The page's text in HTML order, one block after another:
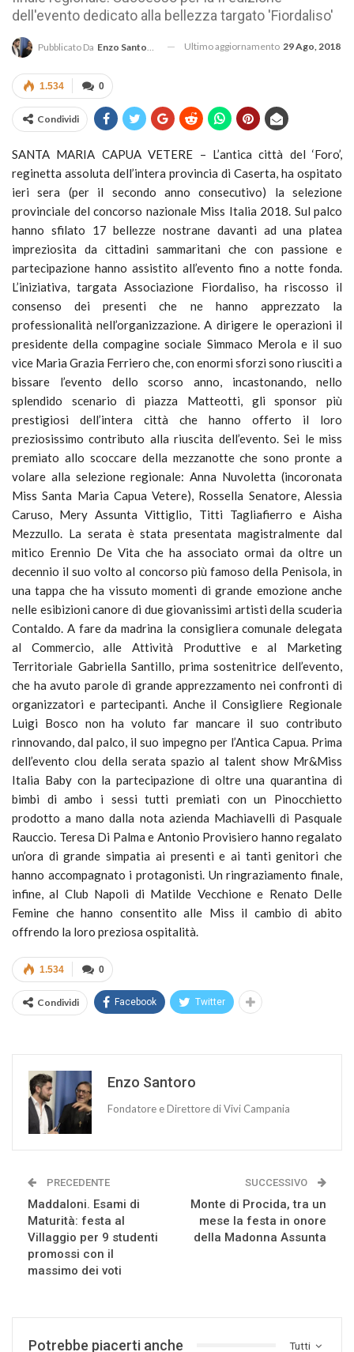
dell'evento dedicato alla bellezza targato 'Fiordaliso'
Pubblicato Da Enzo Santoro Ultimo aggiornamento 29 Ago, 2018
0
1.534
Condividi
SANTA MARIA CAPUA VETERE – L’antica città del ‘Foro’,
reginetta assoluta dell’intera provincia di Caserta, ha ospitato
ieri sera (per il secondo anno consecutivo) la selezione
provinciale del concorso nazionale Miss Italia 2018. Sul palco
hanno sfilato 17 bellezze nostrane davanti ad una platea
impreziosita da cittadini sammaritani che con passione e
partecipazione hanno assistito all’evento fino a notte fonda.
L’iniziativa, targata Associazione Fiordaliso, ha riscosso il
consenso dei presenti che ne hanno apprezzato la
professionalità nell’organizzazione. A dirigere le operazioni il
presidente della compagine sociale Simmaco Merola e il suo
vice Maria Grazia Ferriero che, con enormi sforzi sono riusciti a
bissare l’evento dello scorso anno, incastonando, nello
splendido scenario di piazza Matteotti, gli sponsor più
prestigiosi dell’intera città che hanno offerto il loro
preziosissimo contributo alla riuscita dell’evento. Sei le miss
premiato allo scoccare della mezzanotte che sono pronte a
volare alla selezione regionale: Anna Nuvoletta (incoronata
Miss Santa Maria Capua Vetere), Rossella Senatore, Alessia
Caruso, Mery Assunta Vittiglio, Titti Tagliafierro e Aisha
Mezzullo. La serata è stata presentata magistralmente dal
mitico Erennio De Vita che ha associato ormai da oltre un
decennio il suo volto al concorso più famoso della Penisola, in
una tappa che ha vissuto momenti di grande emozione anche
nelle esibizioni canore di due giovanissimi artisti della scuderia
Contaldo. A fare da madrina la consigliera comunale delegata
al Commercio, alle Attività Produttive e al Marketing
Territoriale Gabriella Santillo, prima sostenitrice dell’evento,
che ha avuto parole di grande apprezzamento nei confronti di
organizzatori e partecipanti. Anche il Consigliere Regionale
Luigi Bosco non ha voluto far mancare il suo contributo
rinnovando, dal palco, il suo impegno per l’Antica Capua. Prima
dell’evento clou della serata spazio al talent show Mr&Miss
Italia Baby con la partecipazione di oltre una quarantina di
bimbi di ambo i sessi tutti premiati con un Pinocchietto
prodotto a mano dalla nota azienda Machiavelli di Pasquale
Rauccio. Teresa Di Palma e Antonio Provisiero hanno regalato
un’ora di grande simpatia ai presenti e ai tanti genitori che
hanno accompagnato i protagonisti. Un ringraziamento finale,
infine, al Club Napoli di Matilde Vecchione e Renato Delle
Femine che hanno consentito alle Miss il cambio di abito
offrendo la loro preziosa ospitalità.
0
1.534
Condividi Facebook Twitter
Enzo Santoro
Fondatore e Direttore di Vivi Campania
PRECEDENTE
Maddaloni. Esami di
Maturità: festa al
Villaggio per 9 studenti
promossi con il
massimo dei voti
SUCCESSIVO
Monte di Procida, tra un
mese la festa in onore
della Madonna Assunta
Tutti
Potrebbe piacerti anche